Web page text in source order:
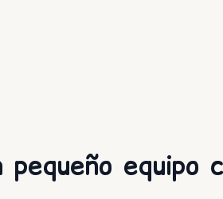
equipo